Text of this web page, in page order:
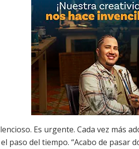
Es urgente. Cada vez más
paso del tiempo. “Acabo de pasar